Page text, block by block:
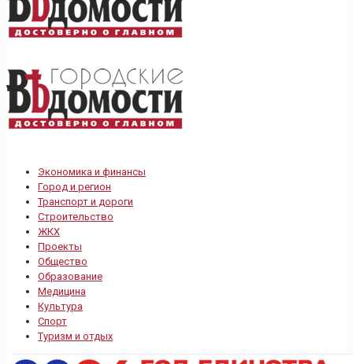
Экономика и финансы
Город и регион
Транспорт и дороги
Строительство
ЖКХ
Проекты
Общество
Образование
Медицина
Культура
Спорт
Туризм и отдых